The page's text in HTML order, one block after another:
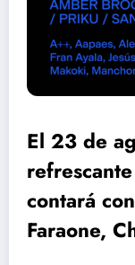
El 23 de
contará
Faraone,